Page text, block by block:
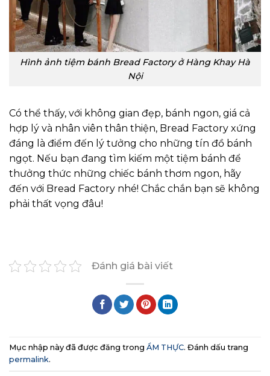
Hình ảnh tiệm bánh Bread Factory ở Hàng Khay Hà
Nội
Có thể thấy, với không gian đẹp, bánh ngon, giá cả
hợp lý và nhân viên thân thiện, Bread Factory xứng
đáng là điểm đến lý tưởng cho những tín đồ bánh
ngọt. Nếu bạn đang tìm kiếm một tiệm bánh để
thưởng thức những chiếc bánh thơm ngon, hãy
đến với Bread Factory nhé! Chắc chắn bạn sẽ không
phải thất vọng đâu!
Đánh giá bài viết
Mục nhập này đã được đăng trong ẨM THỰC. Đánh dấu trang
permalink.